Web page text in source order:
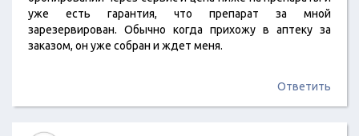
уже есть гарантия, что препарат за мной
зарезервирован. Обычно когда прихожу в аптеку за
заказом, он уже собран и ждет меня.
Ответить